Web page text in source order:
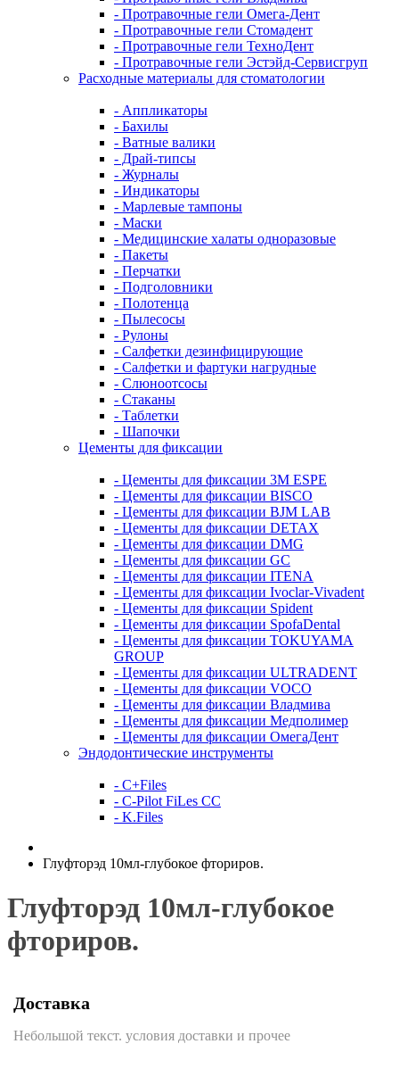
- Протравочные гели Омега-Дент
- Протравочные гели Стомадент
- Протравочные гели ТехноДент
- Протравочные гели Эстэйд-Сервисгруп
Расходные материалы для стоматологии
- Аппликаторы
- Бахилы
- Ватные валики
- Драй-типсы
- Журналы
- Индикаторы
- Марлевые тампоны
- Маски
- Медицинские халаты одноразовые
- Пакеты
- Перчатки
- Подголовники
- Полотенца
- Пылесосы
- Рулоны
- Салфетки дезинфицирующие
- Салфетки и фартуки нагрудные
- Слюноотсосы
- Стаканы
- Таблетки
- Шапочки
Цементы для фиксации
- Цементы для фиксации 3M ESPE
- Цементы для фиксации BISCO
- Цементы для фиксации BJM LAB
- Цементы для фиксации DETAX
- Цементы для фиксации DMG
- Цементы для фиксации GC
- Цементы для фиксации ITENA
- Цементы для фиксации Ivoclar-Vivadent
- Цементы для фиксации Spident
- Цементы для фиксации SpofaDental
- Цементы для фиксации TOKUYAMA
GROUP
- Цементы для фиксации ULTRADENT
- Цементы для фиксации VOCO
- Цементы для фиксации Владмива
- Цементы для фиксации Медполимер
- Цементы для фиксации ОмегаДент
Эндодонтические инструменты
- C+Files
- C-Pilot FiLes CC
- K.Files
Глуфторэд 10мл-глубокое фториров.
Глуфторэд 10мл-глубокое
фториров.
Доставка
Небольшой текст. условия доставки и прочее